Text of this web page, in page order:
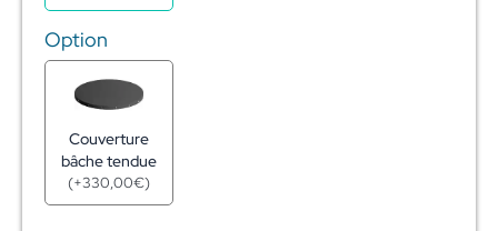
Option
Couverture
bâche tendue
(+330,00€)
-
h3,38m